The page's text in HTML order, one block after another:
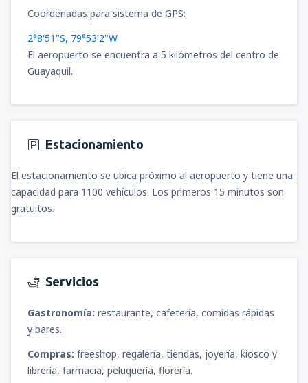
Coordenadas para sistema de GPS:
2°8'51"S, 79°53'2"W
El aeropuerto se encuentra a 5 kilómetros del centro de
Guayaquil.
Estacionamiento
El estacionamiento se ubica próximo al aeropuerto y tiene una
capacidad para 1100 vehículos. Los primeros 15 minutos son
gratuitos.
Servicios
Gastronomía: restaurante, cafetería, comidas rápidas
y bares.
Compras: freeshop, regalería, tiendas, joyería, kiosco y
librería, farmacia, peluquería, florería.